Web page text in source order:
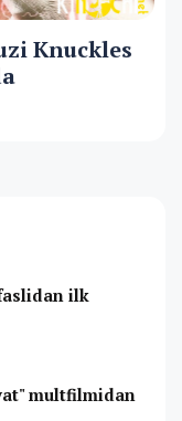
Knuckles
ilk
multfilmidan